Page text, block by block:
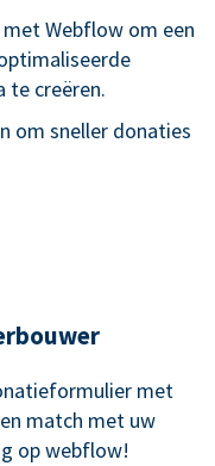
Webflow om een
te creëren.
om sneller donaties
met
match met uw
op webflow!